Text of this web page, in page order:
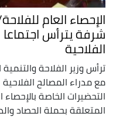
الإحصاء العام
شرفة يترأس اجتماعا
الفلاحية
ترأس وزير الفلاحة
المتعلقة بحملة الحصاد